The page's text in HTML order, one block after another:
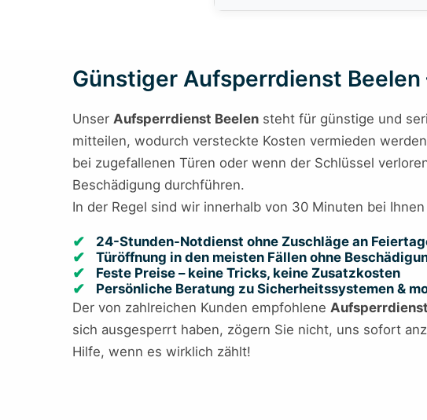
Günstiger Aufsperrdienst
Unser Aufsperrdienst Beelen steht für günstige und
mitteilen, wodurch versteckte Kosten vermieden
bei zugefallenen Türen oder wenn der Schlüssel
Beschädigung durchführen.
In der Regel sind wir innerhalb von 30 Minuten bei
24-Stunden-Notdienst ohne Zuschläge an
Türöffnung in den meisten Fällen ohne
Feste Preise – keine Tricks, keine Zusatzkosten
Persönliche Beratung zu Sicherheitssystemen &
Der von zahlreichen Kunden empfohlene
sich ausgesperrt haben, zögern Sie nicht, uns sofort
Hilfe, wenn es wirklich zählt!